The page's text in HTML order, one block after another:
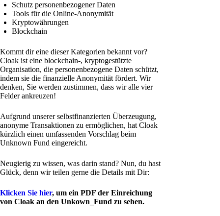
Schutz personenbezogener Daten
Tools für die Online-Anonymität
Kryptowährungen
Blockchain
Kommt dir eine dieser Kategorien bekannt vor?
Cloak ist eine blockchain-, kryptogestützte
Organisation, die personenbezogene Daten schützt,
indem sie die finanzielle Anonymität fördert. Wir
denken, Sie werden zustimmen, dass wir alle vier
Felder ankreuzen!
Aufgrund unserer selbstfinanzierten Überzeugung,
anonyme Transaktionen zu ermöglichen, hat Cloak
kürzlich einen umfassenden Vorschlag beim
Unknown Fund eingereicht.
Neugierig zu wissen, was darin stand? Nun, du hast
Glück, denn wir teilen gerne die Details mit Dir:
Klicken Sie hier, um ein PDF der Einreichung
von Cloak an den Unkown_Fund zu sehen.